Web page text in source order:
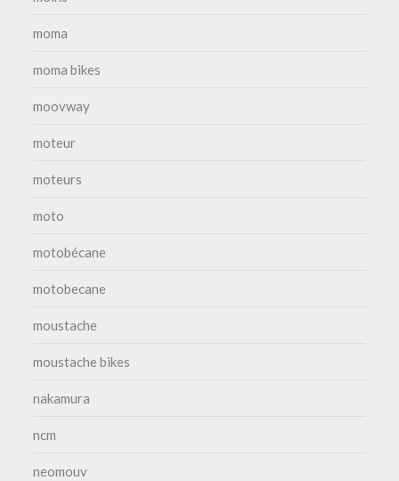
moma
moma bikes
moovway
moteur
moteurs
moto
motobécane
motobecane
moustache
moustache bikes
nakamura
ncm
neomouv